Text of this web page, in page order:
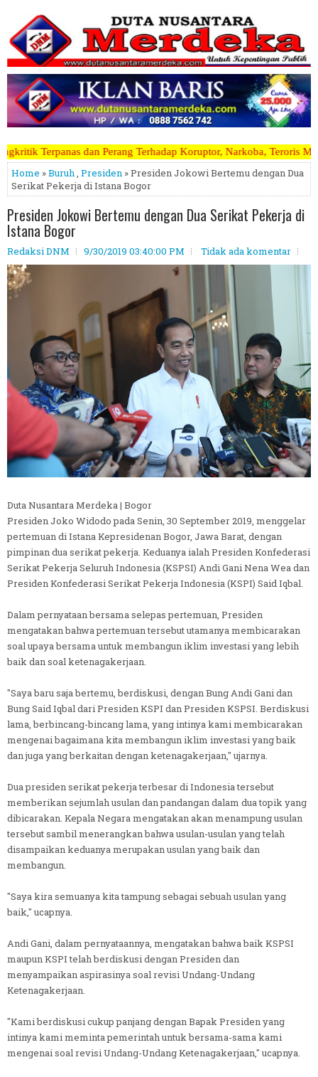
Koruptor, Narkoba, Teroris Musuh Rakyat ~~~~~>>>>>
Home »Buruh, Presiden » Presiden Jokowi Bertemu dengan Dua
Serikat Pekerja di Istana Bogor
Presiden Jokowi Bertemu dengan Dua Serikat Pekerja di
Istana Bogor
Redaksi DNM 9/30/2019 03:40:00 PM Tidak ada komentar
Duta Nusantara Merdeka | Bogor
Presiden Joko Widodo pada Senin, 30 September 2019, menggelar
pertemuan di Istana Kepresidenan Bogor, Jawa Barat, dengan
pimpinan dua serikat pekerja. Keduanya ialah Presiden Konfederasi
Serikat Pekerja Seluruh Indonesia (KSPSI) Andi Gani Nena Wea dan
Presiden Konfederasi Serikat Pekerja Indonesia (KSPI) Said Iqbal.
Dalam pernyataan bersama selepas pertemuan, Presiden
mengatakan bahwa pertemuan tersebut utamanya membicarakan
soal upaya bersama untuk membangun iklim investasi yang lebih
baik dan soal ketenagakerjaan.
"Saya baru saja bertemu, berdiskusi, dengan Bung Andi Gani dan
Bung Said Iqbal dari Presiden KSPI dan Presiden KSPSI. Berdiskusi
lama, berbincang-bincang lama, yang intinya kami membicarakan
mengenai bagaimana kita membangun iklim investasi yang baik
dan juga yang berkaitan dengan ketenagakerjaan," ujarnya.
Dua presiden serikat pekerja terbesar di Indonesia tersebut
memberikan sejumlah usulan dan pandangan dalam dua topik yang
dibicarakan. Kepala Negara mengatakan akan menampung usulan
tersebut sambil menerangkan bahwa usulan-usulan yang telah
disampaikan keduanya merupakan usulan yang baik dan
membangun.
"Saya kira semuanya kita tampung sebagai sebuah usulan yang
baik," ucapnya.
Andi Gani, dalam pernyataannya, mengatakan bahwa baik KSPSI
maupun KSPI telah berdiskusi dengan Presiden dan
menyampaikan aspirasinya soal revisi Undang-Undang
Ketenagakerjaan.
"Kami berdiskusi cukup panjang dengan Bapak Presiden yang
intinya kami meminta pemerintah untuk bersama-sama kami
mengenai soal revisi Undang-Undang Ketenagakerjaan," ucapnya.